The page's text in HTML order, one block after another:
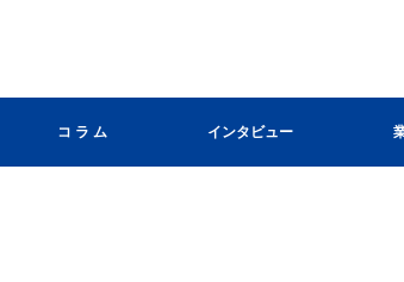
コ ラ ム インタビュー